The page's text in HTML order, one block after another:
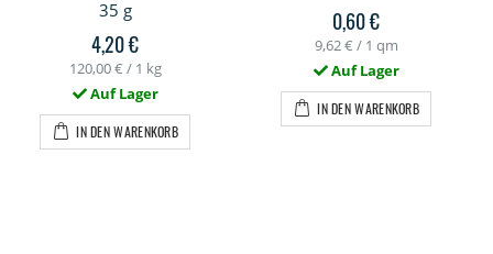
35 g
4,20 €
120,00 € / 1 kg
Auf Lager
IN DEN WARENKORB
0,60 €
9,62 € / 1 qm
Auf Lager
IN DEN WARENKORB